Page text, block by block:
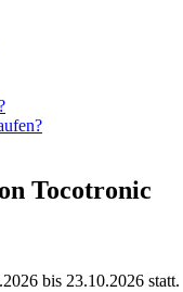
Tocotronic
bis 23.10.2026 statt.